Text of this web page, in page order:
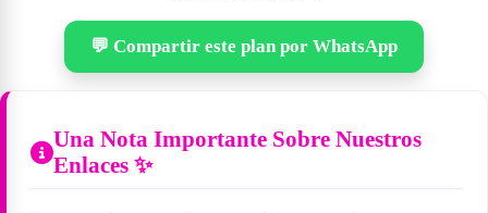
💬 Compartir este plan por WhatsApp
Una Nota Importante Sobre Nuestros
Enlaces ✨